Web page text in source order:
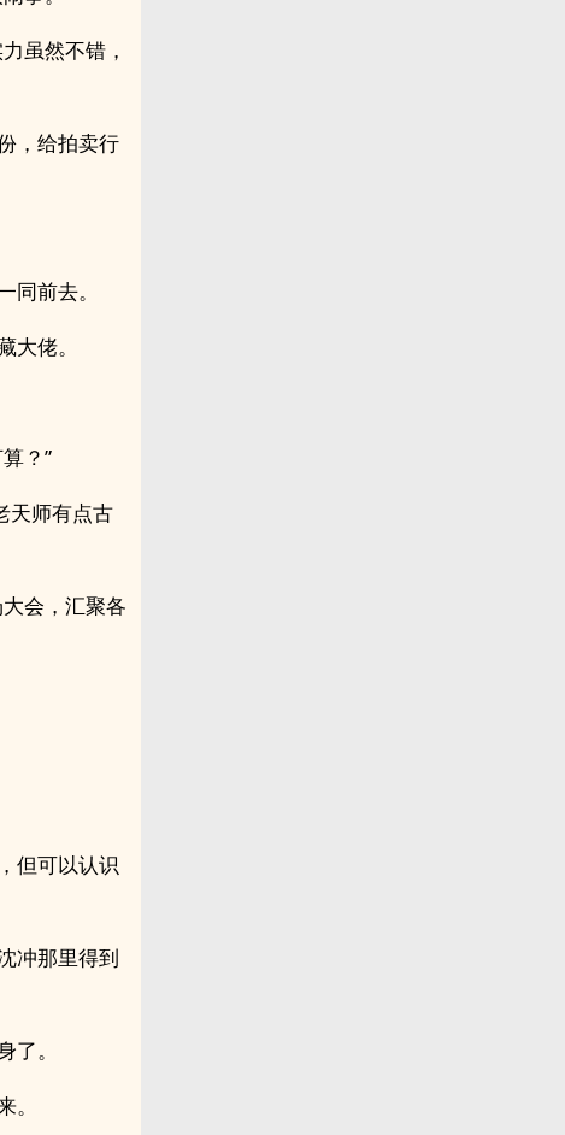
虽然不错，
，给拍卖行
前去。
佬。
？”
天师有点古
会，汇聚各
但可以认识
冲那里得到
。